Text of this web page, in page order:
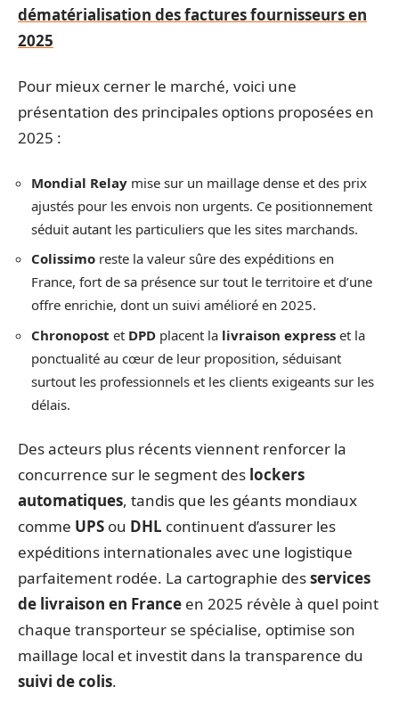
dématérialisation des factures fournisseurs en
2025
Pour mieux cerner le marché, voici une
présentation des principales options proposées en
2025 :
Mondial Relay mise sur un maillage dense et des prix
ajustés pour les envois non urgents. Ce positionnement
séduit autant les particuliers que les sites marchands.
Colissimo reste la valeur sûre des expéditions en
France, fort de sa présence sur tout le territoire et d’une
offre enrichie, dont un suivi amélioré en 2025.
Chronopost et DPD placent la livraison express et la
ponctualité au cœur de leur proposition, séduisant
surtout les professionnels et les clients exigeants sur les
délais.
Des acteurs plus récents viennent renforcer la
concurrence sur le segment des lockers
automatiques, tandis que les géants mondiaux
comme UPS ou DHL continuent d’assurer les
expéditions internationales avec une logistique
parfaitement rodée. La cartographie desservices
de livraison en France en 2025 révèle à quel point
chaque transporteur se spécialise, optimise son
maillage local et investit dans la transparence du
suivi de colis.